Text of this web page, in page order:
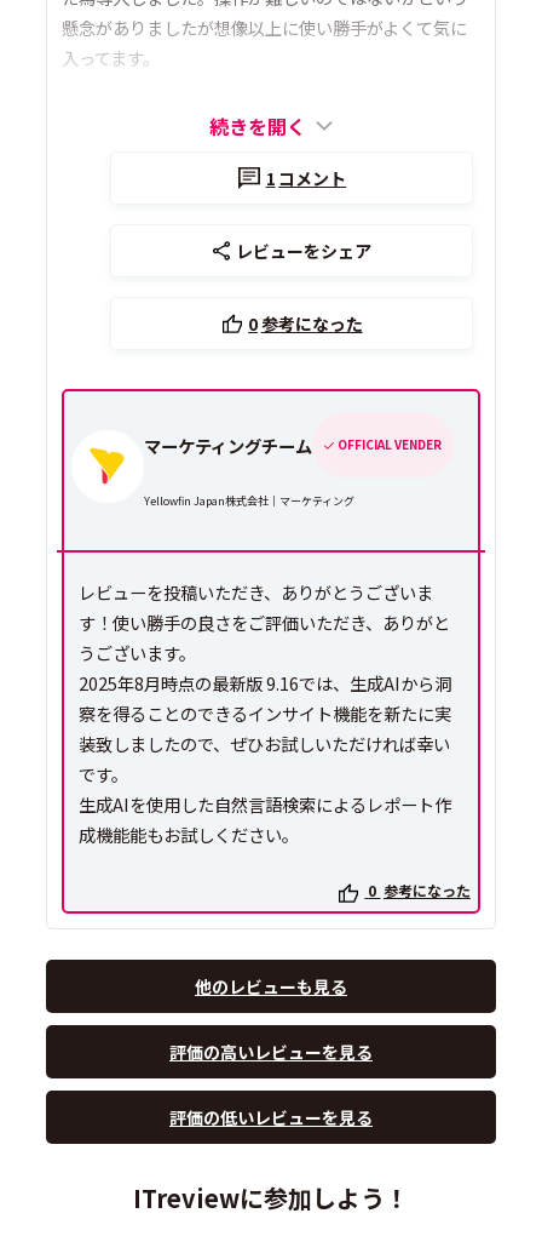
懸念がありましたが想像以上に使い勝手がよくて気に
入ってます。
続きを開く
1 コメント
レビューをシェア
0参考になった
マーケティングチーム OFFICIAL VENDER
Yellowfin Japan株式会社｜マーケティング
レビューを投稿いただき、ありがとうございま
す！使い勝手の良さをご評価いただき、ありがと
うございます。
2025年8月時点の最新版 9.16では、生成AIから洞
察を得ることのできるインサイト機能を新たに実
装致しましたので、ぜひお試しいただければ幸い
です。
生成AIを使用した自然言語検索によるレポート作
成機能能もお試しください。
0 参考になった
他のレビューも見る
評価の高いレビューを見る
評価の低いレビューを見る
ITreviewに参加しよう！